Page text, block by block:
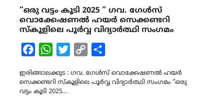
“ഒരു വട്ടം കൂടി 2025 ” ഗവ. ഗേൾസ്
വൊക്കേഷണൽ ഹയർ സെക്കണ്ടറി
സ്കൂളിലെ പൂർവ്വ വിദ്യാർത്ഥി സംഗമം
FacebookWhatsAppTwitterCopy
ഇരിങ്ങാലക്കുട : ഗവ. ഗേൾസ് വൊക്കേഷണൽ ഹയർ
സെക്കണ്ടറി സ്കൂളിലെ പൂർവ്വ വിദ്യാർത്ഥി സംഗമം “ഒരു
വട്ടം കൂടി 2025…